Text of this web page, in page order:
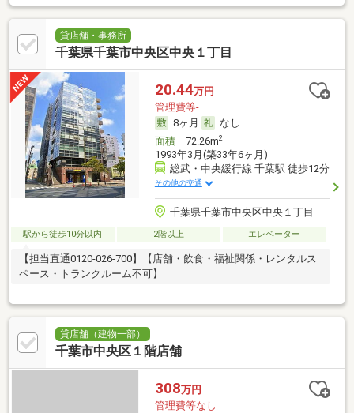
貸店舗・事務所
千葉県千葉市中央区中央１丁目
20.44万円
管理費等-
8ヶ月
なし
面積72.26m2
1993年3月(築33年6ヶ月)
総武・中央緩行線 千葉駅 徒歩12分
その他の交通
千葉県千葉市中央区中央１丁目
駅から徒歩10分以内 2階以上 エレベーター
【担当直通0120-026-700】【店舗・飲食・福祉関係・レンタルス
ペース・トランクルーム不可】
貸店舗（建物一部）
千葉市中央区１階店舗
308万円
管理費等なし